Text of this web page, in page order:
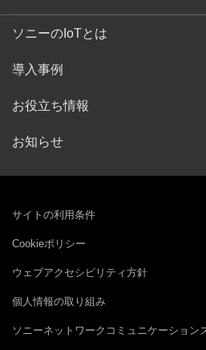
ソニーのIoTとは
導入事例
お役立ち情報
お知らせ
サイトの利用条件
Cookieポリシー
ウェブアクセシビリティ方針
個人情報の取り組み
ソニーネットワークコミュニケーション